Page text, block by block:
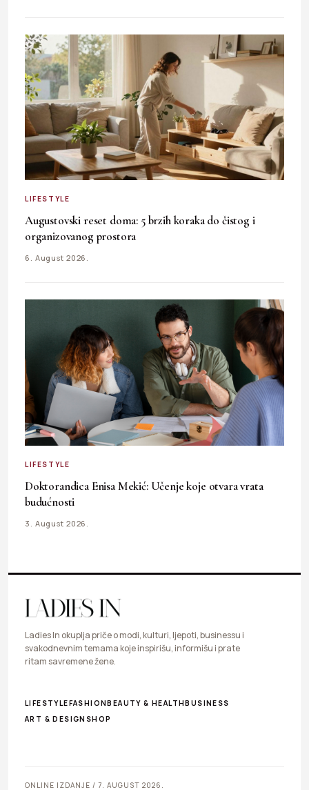
LIFESTYLE
Augustovski reset doma: 5 brzih koraka do čistog i
organizovanog prostora
6. August 2026.
LIFESTYLE
Doktorandica Enisa Mekić: Učenje koje otvara vrata
budućnosti
3. August 2026.
Ladies In okuplja priče o modi, kulturi, ljepoti, businessu i
svakodnevnim temama koje inspirišu, informišu i prate
ritam savremene žene.
LIFESTYLEFASHIONBEAUTY & HEALTHBUSINESS
ART & DESIGN SHOP
ONLINE IZDANJE / 7. AUGUST 2026.